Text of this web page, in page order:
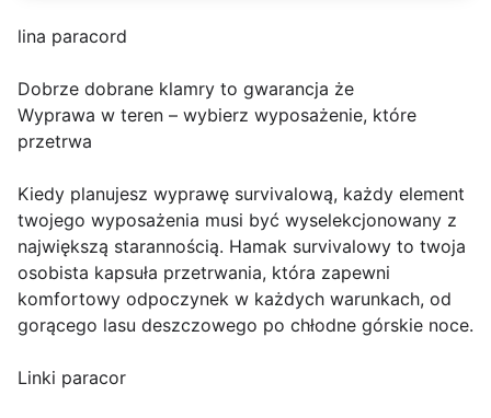
lina paracord
Dobrze dobrane klamry to gwarancja że
Wyprawa w teren – wybierz wyposażenie, które
przetrwa
Kiedy planujesz wyprawę survivalową, każdy element
twojego wyposażenia musi być wyselekcjonowany z
największą starannością. Hamak survivalowy to twoja
osobista kapsuła przetrwania, która zapewni
komfortowy odpoczynek w każdych warunkach, od
gorącego lasu deszczowego po chłodne górskie noce.
Linki paracor